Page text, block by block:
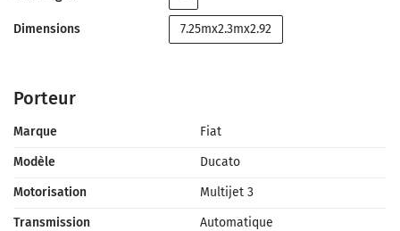
Dimensions 7.25mx2.3mx2.92
Porteur
Marque
Fiat
Modèle
Ducato
Motorisation
Multijet 3
Transmission
Automatique